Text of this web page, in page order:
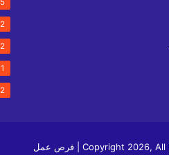
5
2
2
1
2